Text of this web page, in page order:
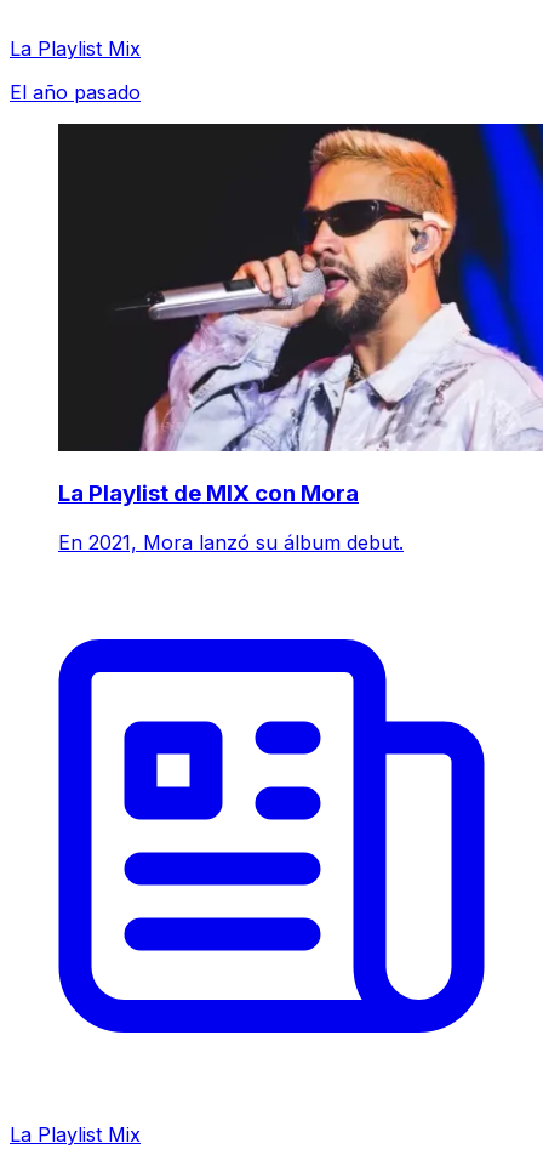
La Playlist Mix
El año pasado
La Playlist de MIX con Mora
En 2021, Mora lanzó su álbum debut.
La Playlist Mix